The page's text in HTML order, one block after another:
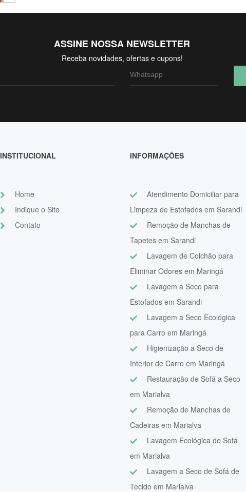
ASSINE NOSSA NEWSLETTER
Receba novidades, ofertas e cupons!
INSTITUCIONAL
Home
Indique o Site
Contato
INFORMAÇÕES
Atendimento Domiciliar para
Limpeza de Estofados em Sarandi
Remoção de Manchas de
Tapetes em Sarandi
Lavagem de Colchão para
Eliminar Odores em Maringá
Lavagem a Seco para
Estofados em Sarandi
Lavagem a Seco Ecológica
para Carro em Maringá
Higienização a Seco de
Interior de Carro em Maringá
Restauração de Sofá a Seco
em Marialva
Remoção de Manchas de
Cadeiras em Marialva
Lavagem Ecológica de Sofá
em Marialva
Lavagem a Seco de Sofá de
Tecido em Marialva